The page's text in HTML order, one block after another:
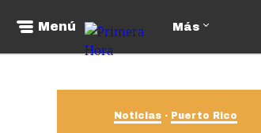
Menú Más
Noticias Puerto Rico